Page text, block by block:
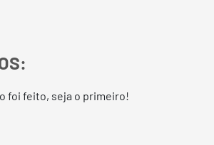
foi feito, seja o primeiro!